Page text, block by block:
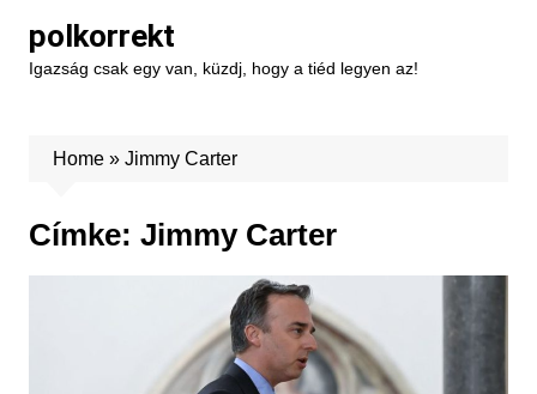
content
polkorrekt
Igazság csak egy van, küzdj, hogy a tiéd legyen az!
Home» Jimmy Carter
Címke: Jimmy Carter